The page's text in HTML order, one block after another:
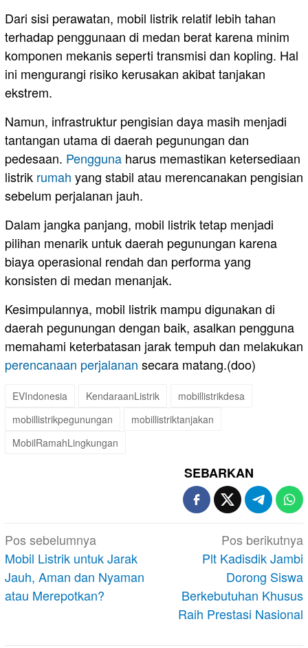
Dari sisi perawatan, mobil listrik relatif lebih tahan
terhadap penggunaan di medan berat karena minim
komponen mekanis seperti transmisi dan kopling. Hal
ini mengurangi risiko kerusakan akibat tanjakan
ekstrem.
Namun, infrastruktur pengisian daya masih menjadi
tantangan utama di daerah pegunungan dan
pedesaan. Pengguna harus memastikan ketersediaan
listrik rumah yang stabil atau merencanakan pengisian
sebelum perjalanan jauh.
Dalam jangka panjang, mobil listrik tetap menjadi
pilihan menarik untuk daerah pegunungan karena
biaya operasional rendah dan performa yang
konsisten di medan menanjak.
Kesimpulannya, mobil listrik mampu digunakan di
daerah pegunungan dengan baik, asalkan pengguna
memahami keterbatasan jarak tempuh dan melakukan
perencanaan perjalanan secara matang.(doo)
EVIndonesia KendaraanListrik
mobillistrikdesa
mobillistrikpegunungan
mobillistriktanjakan
MobilRamahLingkungan
SEBARKAN
Navigasi
pos
Pos sebelumnya
Mobil Listrik untuk Jarak
Jauh, Aman dan Nyaman
atau Merepotkan?
Pos berikutnya
Plt Kadisdik Jambi
Dorong Siswa
Berkebutuhan Khusus
Raih Prestasi Nasional